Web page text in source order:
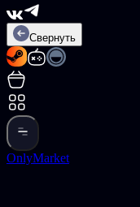
Свернуть
OnlyMarket